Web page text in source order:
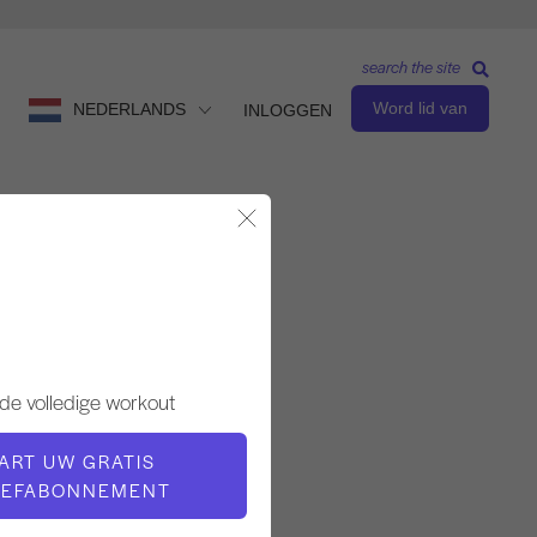
NEDERLANDS INLOGGEN Word lid van
search the site
volledige workout
UW GRATIS
Amy Berger
VIDEOTIJD
6:06